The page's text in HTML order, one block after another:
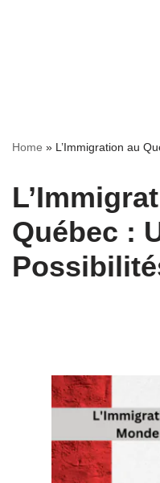
Home » L’Immigration au
Québec :